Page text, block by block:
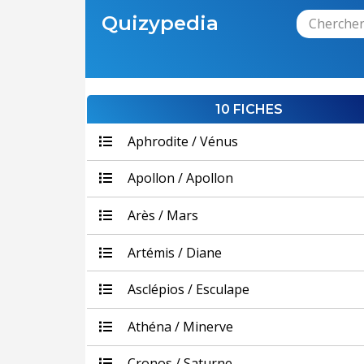
Quizypedia
10 FICHES
Aphrodite / Vénus
Apollon / Apollon
Arès / Mars
Artémis / Diane
Asclépios / Esculape
Athéna / Minerve